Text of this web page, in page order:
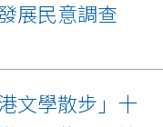
展民意調查
文學散步」十